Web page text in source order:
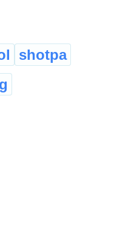
shotpa